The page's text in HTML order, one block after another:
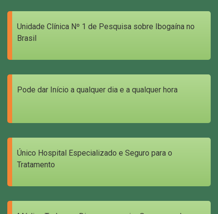
Unidade Clínica Nº 1 de Pesquisa sobre Ibogaína no
Brasil
Pode dar Início a qualquer dia e a qualquer hora
Único Hospital Especializado e Seguro para o
Tratamento